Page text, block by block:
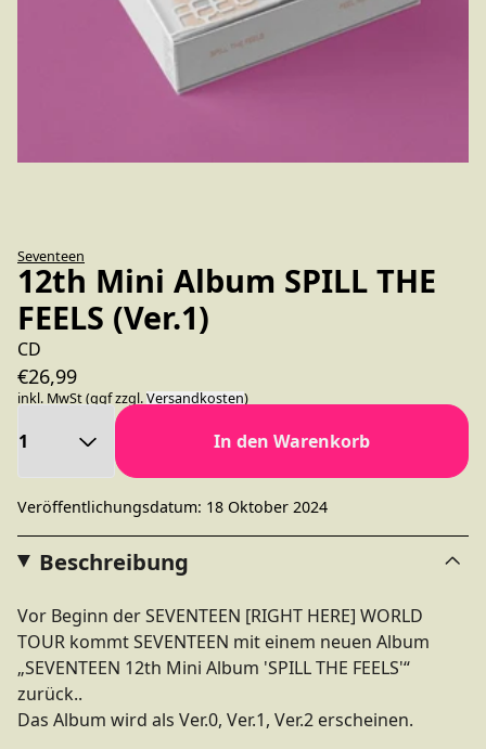
Seventeen
12th Mini Album SPILL THE
FEELS (Ver.1)
CD
€26,99
inkl. MwSt (ggf zzgl.Versandkosten)
In den Warenkorb
Veröffentlichungsdatum: 18 Oktober 2024
Beschreibung
Vor Beginn der SEVENTEEN [RIGHT HERE] WORLD
TOUR kommt SEVENTEEN mit einem neuen Album
„SEVENTEEN 12th Mini Album 'SPILL THE FEELS'“
zurück..
Das Album wird als Ver.0, Ver.1, Ver.2 erscheinen.